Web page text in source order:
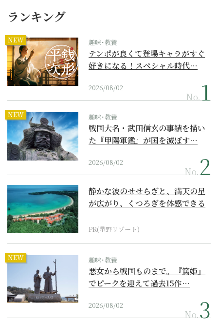
ランキング
NEW 趣味･教養
テンポが良くて登場キャラがすぐ
好きになる！スペシャル時代…
2026/08/02
No.
NEW 趣味･教養
戦国大名・武田信玄の事績を描い
た『甲陽軍鑑』が国を滅ぼす…
2026/08/02
No.
静かな波のせせらぎと、満天の星
が広がり、くつろぎを体感できる
PR(星野リゾート)
NEW 趣味･教養
悪女から戦国ものまで。『篤姫』
でピークを迎えて過去15作…
2026/08/02
No.